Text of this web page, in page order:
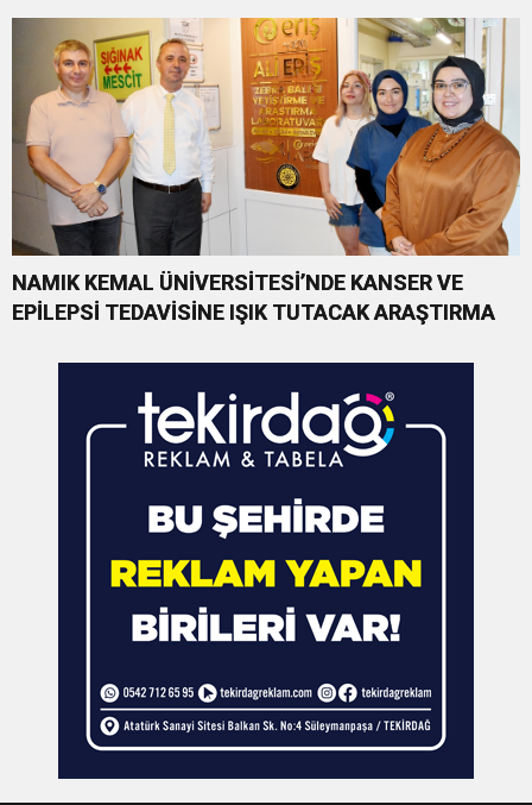
NAMIK KEMAL ÜNİVERSİTESİ’NDE KANSER VE
EPİLEPSİ TEDAVİSİNE IŞIK TUTACAK ARAŞTIRMA